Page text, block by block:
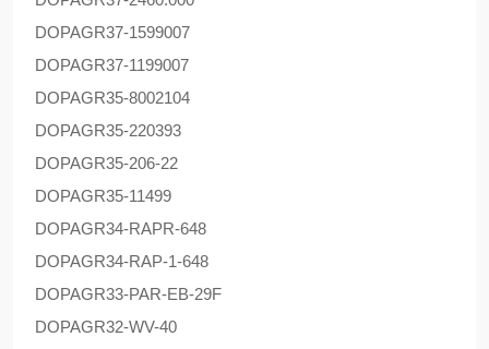
DOPAGR37-1599007
DOPAGR37-1199007
DOPAGR35-8002104
DOPAGR35-220393
DOPAGR35-206-22
DOPAGR35-11499
DOPAGR34-RAPR-648
DOPAGR34-RAP-1-648
DOPAGR33-PAR-EB-29F
DOPAGR32-WV-40